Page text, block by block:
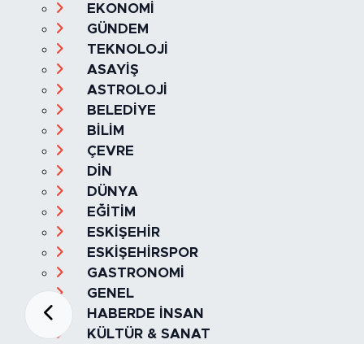
EKONOMİ
GÜNDEM
TEKNOLOJİ
ASAYİŞ
ASTROLOJİ
BELEDİYE
BİLİM
ÇEVRE
DİN
DÜNYA
EĞİTİM
ESKİŞEHİR
ESKİŞEHİRSPOR
GASTRONOMİ
GENEL
HABERDE İNSAN
KÜLTÜR & SANAT